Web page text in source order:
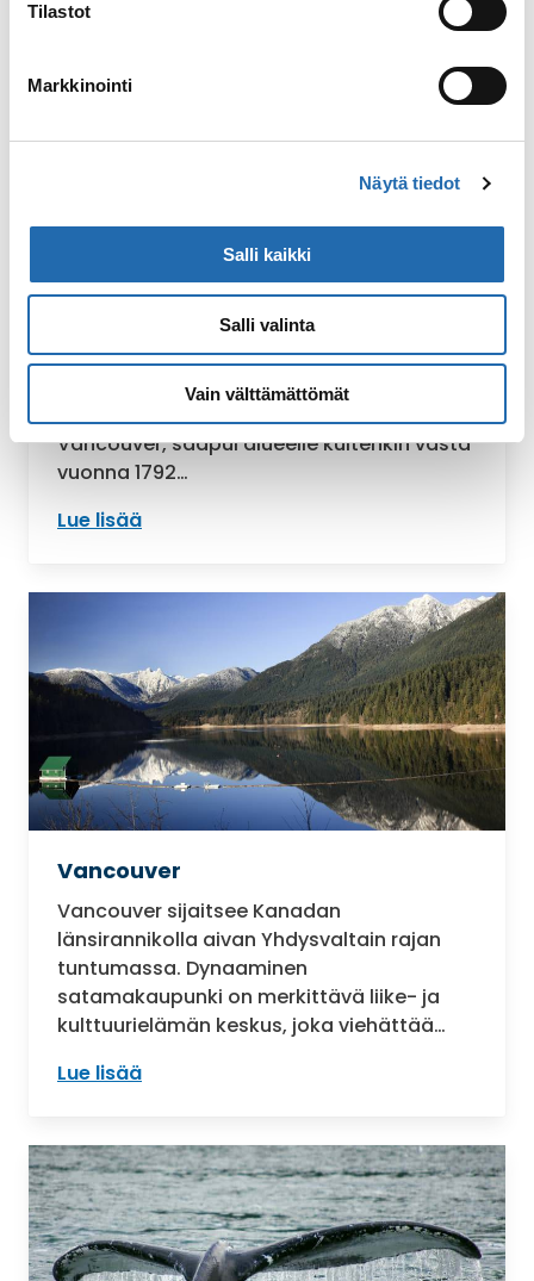
Tilastot
Markkinointi
Näytä tiedot
Salli kaikki
Salli valinta
Vain välttämättömät
Duwamishin heimo asutti Seattlen aluetta
jo 4000 vuotta sitten. Ensimmäinen
eurooppalainen, Kapteeni George
Vancouver, saapui alueelle kuitenkin vasta
vuonna 1792…
Lue lisää
Vancouver
Vancouver sijaitsee Kanadan
länsirannikolla aivan Yhdysvaltain rajan
tuntumassa. Dynaaminen
satamakaupunki on merkittävä liike- ja
kulttuurielämän keskus, joka viehättää…
Lue lisää